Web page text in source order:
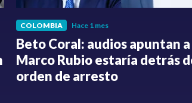
COLOMBIA Hace 1 mes
Beto Coral: audios apuntan
Marco Rubio estaría detrás
orden de arresto